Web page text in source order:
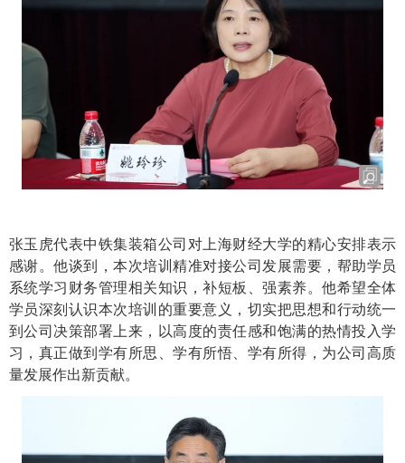
张玉虎代表中铁集装箱公司对上海财经大学的精心安排表示
感谢。他谈到，本次培训精准对接公司发展需要，帮助学员
系统学习财务管理相关知识，补短板、强素养。他希望全体
学员深刻认识本次培训的重要意义，切实把思想和行动统一
到公司决策部署上来，以高度的责任感和饱满的热情投入学
习，真正做到学有所思、学有所悟、学有所得，为公司高质
量发展作出新贡献。